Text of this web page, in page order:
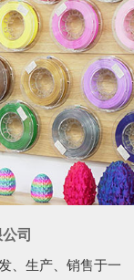
司
、生产、销售于一